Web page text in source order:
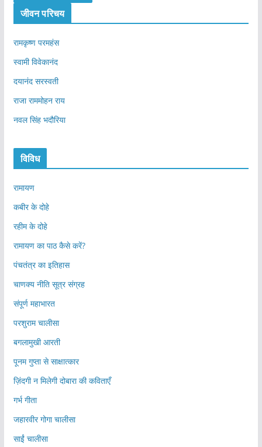
जीवन परिचय
रामकृष्ण परमहंस
स्वामी विवेकानंद
दयानंद सरस्वती
राजा राममोहन राय
नवल सिंह भदौरिया
विविध
रामायण
कबीर के दोहे
रहीम के दोहे
रामायण का पाठ कैसे करें?
पंचतंत्र का इतिहास
चाणक्य नीति सूत्र संग्रह
संपूर्ण महाभारत
परशुराम चालीसा
बगलामुखी आरती
पूनम गुप्ता से साक्षात्कार
ज़िंदगी न मिलेगी दोबारा की कविताएँ
गर्भ गीता
जहारवीर गोगा चालीसा
साईं चालीसा